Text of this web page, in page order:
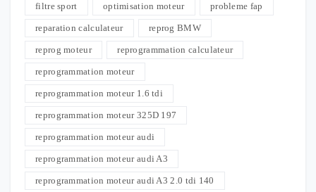
filtre sport optimisation moteur probleme fap
reparation calculateur reprog BMW
reprog moteur reprogrammation calculateur
reprogrammation moteur
reprogrammation moteur 1.6 tdi
reprogrammation moteur 325D 197
reprogrammation moteur audi
reprogrammation moteur audi A3
reprogrammation moteur audi A3 2.0 tdi 140